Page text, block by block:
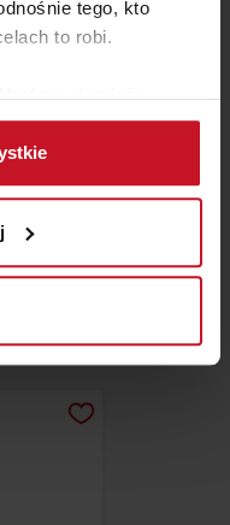
tego, kto
to robi.
również:
Twojej lokalizacji
do kilku metrów
aktywnie
palca)
jak Twoje osobiste
preferencje w
dowolnej chwili.
treści
SLIM